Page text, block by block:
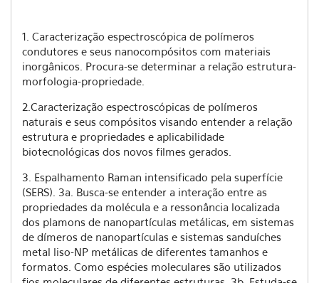
1. Caracterização espectroscópica de polímeros
condutores e seus nanocompósitos com materiais
inorgânicos. Procura-se determinar a relação estrutura-
morfologia-propriedade.
2.Caracterização espectroscópicas de polímeros
naturais e seus compósitos visando entender a relação
estrutura e propriedades e aplicabilidade
biotecnológicas dos novos filmes gerados.
3. Espalhamento Raman intensificado pela superfície
(SERS). 3a. Busca-se entender a interação entre as
propriedades da molécula e a ressonância localizada
dos plamons de nanopartículas metálicas, em sistemas
de dímeros de nanopartículas e sistemas sanduíches
metal liso-NP metálicas de diferentes tamanhos e
formatos. Como espécies moleculares são utilizados